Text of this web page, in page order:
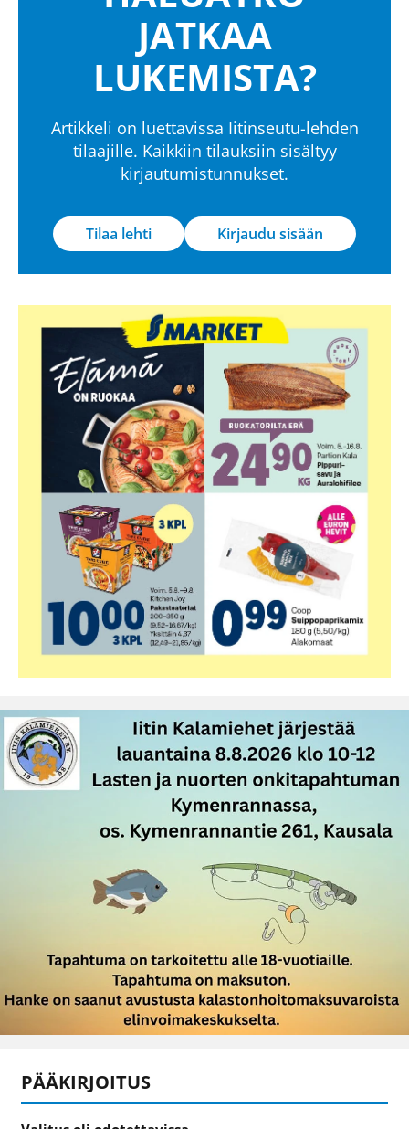
JATKAA
LUKEMISTA?
Artikkeli on luettavissa Iitinseutu-lehden
tilaajille. Kaikkiin tilauksiin sisältyy
kirjautumistunnukset.
Tilaa lehti Kirjaudu sisään
PÄÄKIRJOITUS